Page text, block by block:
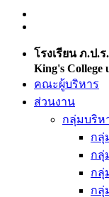
โรงเรียน ภ.ป.
King's College
คณะผู้บริหาร
ส่วนงาน
กลุ่มบริห
กลุ่
กลุ่
กลุ่
กลุ่